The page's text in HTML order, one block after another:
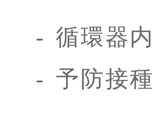
循環器
予防接種